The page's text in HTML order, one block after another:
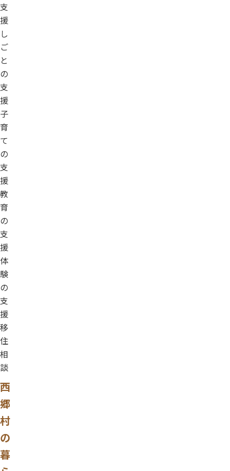
支
援
し
ご
と
の
支
援
子
育
て
の
支
援
教
育
の
支
援
体
験
の
支
援
移
住
相
談
西
郷
村
の
暮